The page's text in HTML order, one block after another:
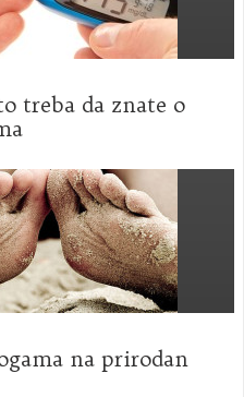
treba da znate o
na prirodan